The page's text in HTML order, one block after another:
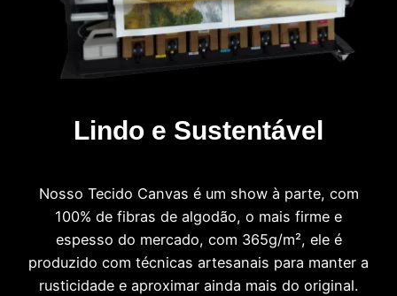
Lindo e Sustentável
Nosso Tecido Canvas é um show à parte, com
100% de fibras de algodão, o mais firme e
espesso do mercado, com 365g/m², ele é
produzido com técnicas artesanais para manter a
rusticidade e aproximar ainda mais do original.